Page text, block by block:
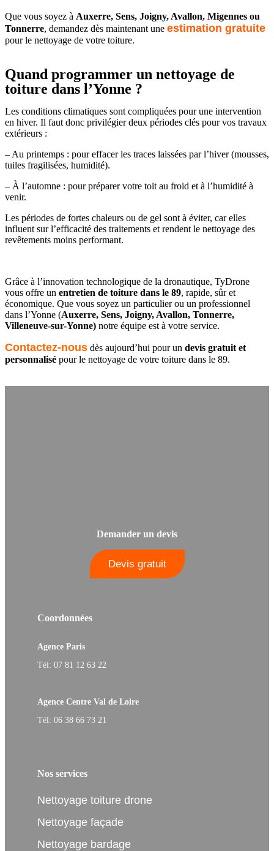
Que vous soyez à Auxerre, Sens, Joigny, Avallon, Migennes ou
Tonnerre, demandez dès maintenant une estimation gratuite
pour le nettoyage de votre toiture.
Quand programmer un nettoyage de
toiture dans l’Yonne ?
Les conditions climatiques sont compliquées pour une intervention
en hiver. Il faut donc privilégier deux périodes clés pour vos travaux
extérieurs :
– Au printemps : pour effacer les traces laissées par l’hiver (mousses,
tuiles fragilisées, humidité).
– À l’automne : pour préparer votre toit au froid et à l’humidité à
venir.
Les périodes de fortes chaleurs ou de gel sont à éviter, car elles
influent sur l’efficacité des traitements et rendent le nettoyage des
revêtements moins performant.
Grâce à l’innovation technologique de la dronautique, TyDrone
vous offre un entretien de toiture dans le 89, rapide, sûr et
économique. Que vous soyez un particulier ou un professionnel
dans l’Yonne (Auxerre, Sens, Joigny, Avallon, Tonnerre,
Villeneuve-sur-Yonne) notre équipe est à votre service.
Contactez-nous dès aujourd’hui pour un devis gratuit et
personnalisé pour le nettoyage de votre toiture dans le 89.
Demander un devis
Devis gratuit
Coordonnées
Agence Paris
Tél: 07 81 12 63 22
Agence Centre Val de Loire
Tél: 06 38 66 73 21
Nos services
Nettoyage toiture drone
Nettoyage façade
Nettoyage bardage